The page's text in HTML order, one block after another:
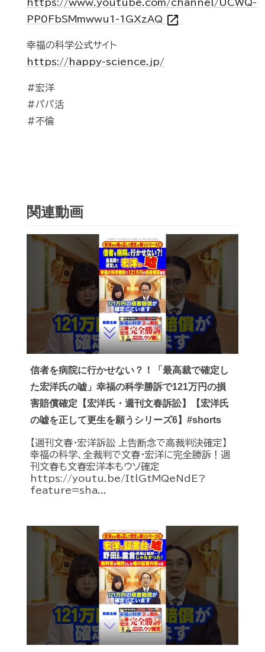
https://www.youtube.com/channel/UCWQ-
PP0FbSMmwwu1-1GXzAQ open_in_new
幸福の科学公式サイト
https://happy-science.jp/
#宏洋
#パパ活
#不倫
関連動画
信者を病院に行かせない？！「最高裁で確定し
た宏洋氏の嘘」幸福の科学勝訴で121万円の損
害賠償確定【宏洋氏・週刊文春訴訟】【宏洋氏
の嘘を正して更生を願うシリーズ6】#shorts
【週刊文春・宏洋訴訟 上告断念で高裁判決確定】
幸福の科学、全裁判で文春・宏洋に完全勝訴！週
刊文春も文春宏洋本もウソ確定
https://youtu.be/ItlGtMQeNdE?
feature=sha...